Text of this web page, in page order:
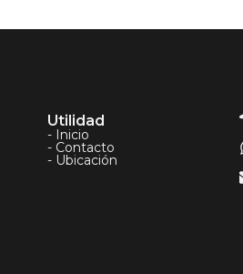
Utilidad
- Inicio
- Contacto
- Ubicación